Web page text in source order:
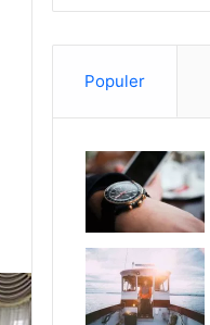
Populer